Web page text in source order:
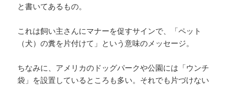
と書いてあるもの。
これは飼い主さんにマナーを促すサインで、「ペット
（犬）の糞を片付けて」という意味のメッセージ。
ちなみに、アメリカのドッグパークや公園には「ウンチ
袋」を設置しているところも多い。それでも片づけない